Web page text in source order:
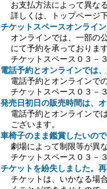
お支払方法によって異な
詳しくは、トップページ
チケットスペースオンライ
オンラインでは、一部の
にて予約を承っております
チケットスペース０３－
電話予約とオンラインでは
電話予約とオンラインで
チケットスペース０３－
発売日初日の販売時間は、
電話予約とオンラインで
ございます。
車椅子のまま鑑賞したいの
劇場によって制限等が異
チケットスペース０３－
チケットを紛失しました。
チケットは、いかなる場